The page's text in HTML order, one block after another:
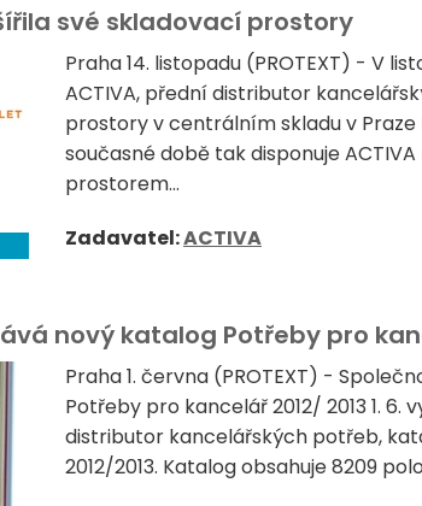
své skladovací prostory
Praha 14. listopadu (PROTEXT) - V
ACTIVA, přední distributor
prostory v centrálním skladu v Praze
současné době tak disponuje
prostorem...
Zadavatel:ACTIVA
nový katalog Potřeby pro
Praha 1. června (PROTEXT) -
Potřeby pro kancelář 2012/ 2013 1.
distributor kancelářských potřeb,
2012/2013. Katalog obsahuje 8209